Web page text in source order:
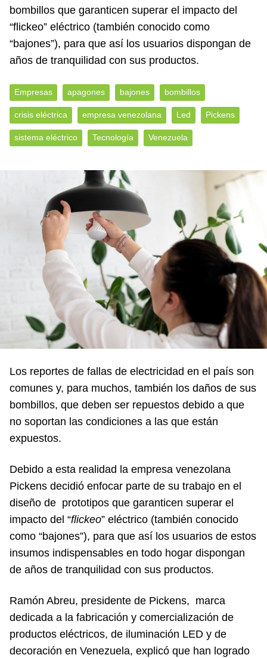
bombillos que garanticen superar el impacto del
“flickeo” eléctrico (también conocido como
“bajones”), para que así los usuarios dispongan de
años de tranquilidad con sus productos.
Empresas apagones bajones bombillos
crisis eléctrica empresa venezolana Led Pickens
sistema eléctrico Tecnología Venezuela
Los reportes de fallas de electricidad en el país son
comunes y, para muchos, también los daños de sus
bombillos, que deben ser repuestos debido a que
no soportan las condiciones a las que están
expuestos.
Debido a esta realidad la empresa venezolana
Pickens decidió enfocar parte de su trabajo en el
diseño de prototipos que garanticen superar el
impacto del “flickeo” eléctrico (también conocido
como “bajones”), para que así los usuarios de estos
insumos indispensables en todo hogar dispongan
de años de tranquilidad con sus productos.
Ramón Abreu, presidente de Pickens, marca
dedicada a la fabricación y comercialización de
productos eléctricos, de iluminación LED y de
decoración en Venezuela, explicó que han logrado